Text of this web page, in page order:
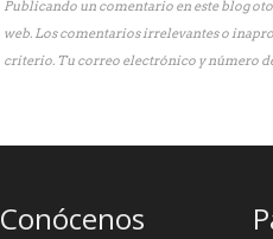
Publicando un comentario en este blog
web. Los comentarios irrelevantes o
criterio. Tu correo electrónico y número
Conócenos